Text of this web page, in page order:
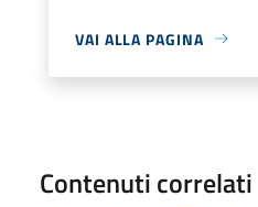
VAI ALLA PAGINA
Contenuti correlati